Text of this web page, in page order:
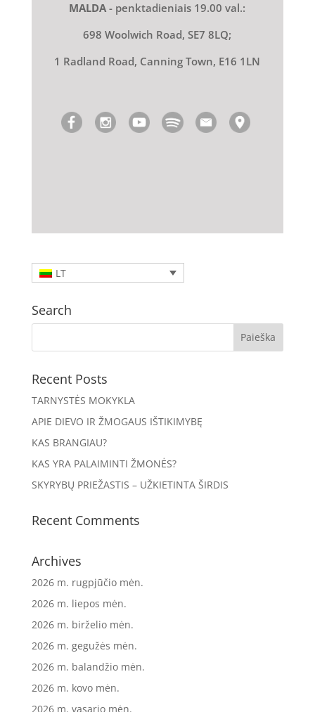
MALDA- penktadieniais 19.00 val.:
698 Woolwich Road, SE7 8LQ;
1 Radland Road, Canning Town, E16 1LN
LT
Search
Recent Posts
TARNYSTĖS MOKYKLA
APIE DIEVO IR ŽMOGAUS IŠTIKIMYBĘ
KAS BRANGIAU?
KAS YRA PALAIMINTI ŽMONĖS?
SKYRYBŲ PRIEŽASTIS – UŽKIETINTA ŠIRDIS
Recent Comments
Archives
2026 m. rugpjūčio mėn.
2026 m. liepos mėn.
2026 m. birželio mėn.
2026 m. gegužės mėn.
2026 m. balandžio mėn.
2026 m. kovo mėn.
2026 m. vasario mėn.